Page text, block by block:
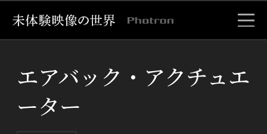
エアバック・アクチュエ
ーター